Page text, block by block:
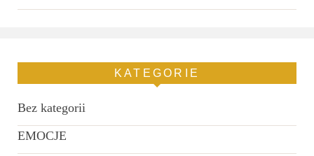
KATEGORIE
Bez kategorii
EMOCJE